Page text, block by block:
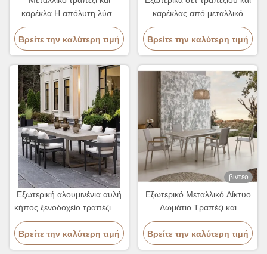
καρέκλα Η απόλυτη λύση
επίπλων Στρογγυλο και
ορθογώνιο σχήμα
Βρείτε την καλύτερη τιμή
καρέκλας από μεταλλικό
αλουμίνιο
Βρείτε την καλύτερη τιμή
Εξωτερική αλουμινένια αυλή
κήπος ξενοδοχείο τραπέζι και
καρέκλες Αδιάβροχα
Ακτινοπνεύματα
Βρείτε την καλύτερη τιμή
βίντεο
Εξωτερικό Μεταλλικό Δίκτυο
Δωμάτιο Τραπέζι και
Καρέκλες Αδιάβροχο
Ακτινοπνευματώδες
Βρείτε την καλύτερη τιμή